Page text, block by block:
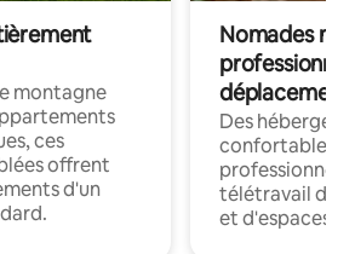
montagne
ces
offrent
d'un
Nomades
déplacement
Des
confortables
professionnels
télétravail
et d'espaces